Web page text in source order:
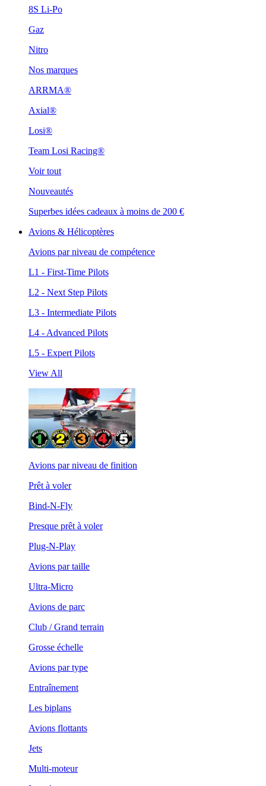
8S Li-Po
Gaz
Nitro
Nos marques
ARRMA®
Axial®
Losi®
Team Losi Racing®
Voir tout
Nouveautés
Superbes idées cadeaux à moins de 200 €
Avions & Hélicoptères
Avions par niveau de compétence
L1 - First-Time Pilots
L2 - Next Step Pilots
L3 - Intermediate Pilots
L4 - Advanced Pilots
L5 - Expert Pilots
View All
Avions par niveau de finition
Prêt à voler
Bind-N-Fly
Presque prêt à voler
Plug-N-Play
Avions par taille
Ultra-Micro
Avions de parc
Club / Grand terrain
Grosse échelle
Avions par type
Entraînement
Les biplans
Avions flottants
Jets
Multi-moteur